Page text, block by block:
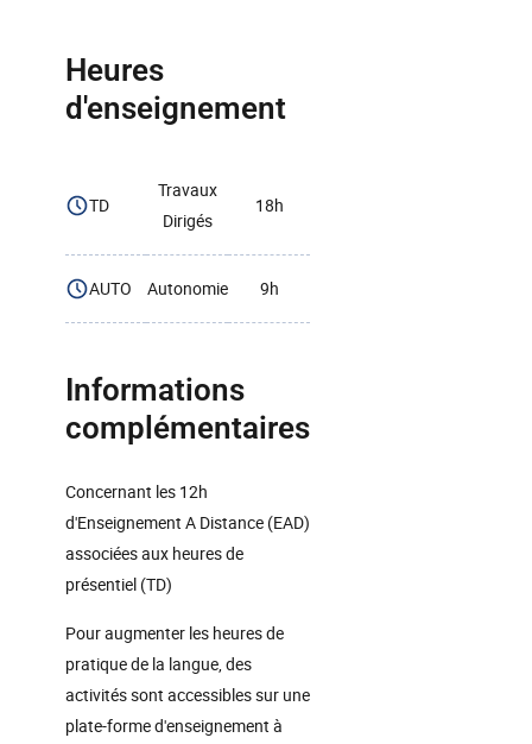
Heures
d'enseignement
TD
Travaux
Dirigés
18h
AUTO Autonomie 9h
Informations
complémentaires
Concernant les 12h
d'Enseignement A Distance (EAD)
associées aux heures de
présentiel (TD)
Pour augmenter les heures de
pratique de la langue, des
activités sont accessibles sur une
plate-forme d'enseignement à